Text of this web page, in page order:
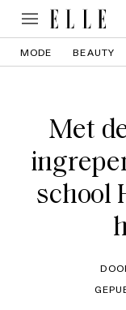
MODE BEAUTY
Met
school